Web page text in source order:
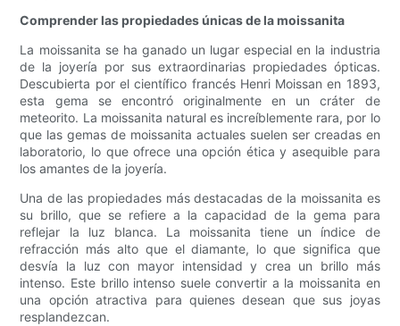
Comprender las propiedades únicas de la moissanita
La moissanita se ha ganado un lugar especial en la industria
de la joyería por sus extraordinarias propiedades ópticas.
Descubierta por el científico francés Henri Moissan en 1893,
esta gema se encontró originalmente en un cráter de
meteorito. La moissanita natural es increíblemente rara, por lo
que las gemas de moissanita actuales suelen ser creadas en
laboratorio, lo que ofrece una opción ética y asequible para
los amantes de la joyería.
Una de las propiedades más destacadas de la moissanita es
su brillo, que se refiere a la capacidad de la gema para
reflejar la luz blanca. La moissanita tiene un índice de
refracción más alto que el diamante, lo que significa que
desvía la luz con mayor intensidad y crea un brillo más
intenso. Este brillo intenso suele convertir a la moissanita en
una opción atractiva para quienes desean que sus joyas
resplandezcan.